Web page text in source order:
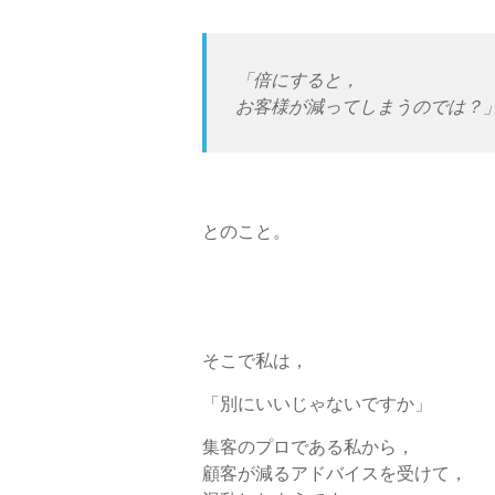
「倍にすると，
お客様が減ってしまうのでは？
とのこと。
そこで私は，
「別にいいじゃないですか」
集客のプロである私から，
顧客が減るアドバイスを受けて，